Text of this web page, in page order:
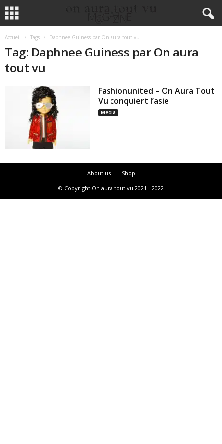
Accueil Tags Daphnee Guiness par On aura tout vu
Tag: Daphnee Guiness par On aura
tout vu
Fashionunited – On Aura Tout
Vu conquiert l’asie
Media
About us
Shop
© Copyright On aura tout vu 2021 - 2022